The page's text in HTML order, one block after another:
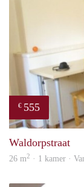
€ 555
Waldorpstraat
26 m2 · 1 kamer ·